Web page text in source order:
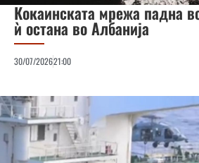
Кокаинската мрежа падна
ѝ остана во Албанија
30/07/202621:00